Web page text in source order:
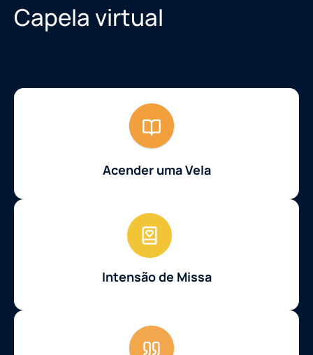
Capela virtual
Acender uma Vela
Intensão de Missa